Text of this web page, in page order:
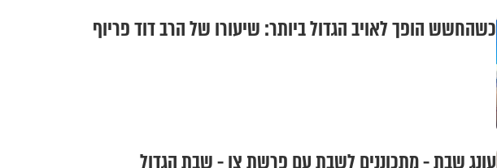
כשהחשש הופך לאויב הגדול ביותר: שיעורו של הרב דוד פריוף